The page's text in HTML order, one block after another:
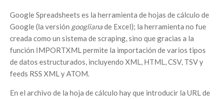
Google Spreadsheets es la herramienta de hojas de cálculo de
Google (la versión googlianade Excel); la herramienta no fue
creada como un sistema de scraping, sino que gracias a la
función IMPORTXML permite la importación de varios tipos
de datos estructurados, incluyendo XML, HTML, CSV, TSV y
feeds RSS XML y ATOM.
En el archivo de la hoja de cálculo hay que introducir la URL de